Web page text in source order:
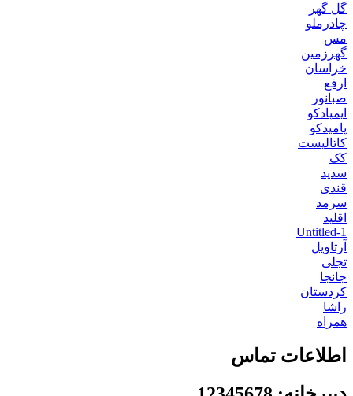
گل گهر
چادرملو
مس
گهرزمین
خراسان
ارفع
صبانور
ایمپادکو
پامیدکو
کاتالیست
کک
سدید
قندی
سرمد
اقلید
Untitled-1
آرتاویل
تجلی
جانجا
کردستان
راشا
همراه
اطلاعات تماس